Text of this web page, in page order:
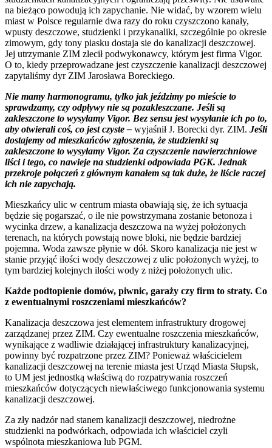
na bieżąco powodują ich zapychanie. Nie widać, by wzorem wielu
miast w Polsce regularnie dwa razy do roku czyszczono kanały,
wpusty deszczowe, studzienki i przykanaliki, szczególnie po okresie
zimowym, gdy tony piasku dostaja sie do kanalizacji deszczowej.
Jej utrzymanie ZIM zlecił podwykonawcy, którym jest firma Vigor.
O to, kiedy przeprowadzane jest czyszczenie kanalizacji deszczowej
zapytaliśmy dyr ZIM Jarosława Boreckiego.
Nie mamy harmonogramu, tylko jak jeździmy po mieście to
sprawdzamy, czy odpływy nie są pozakleszczane. Jeśli są
zakleszczone to wysyłamy Vigor. Bez sensu jest wysyłanie ich po to,
aby otwierali coś, co jest czyste – wyjaśnił J. Borecki dyr. ZIM. Jeśli
dostajemy od mieszkańców zgłoszenia, że studzienki są
zakleszczone to wysyłamy Vigor. Za czyszczenie nawierzchniowe
liści i tego, co nawieje na studzienki odpowiada PGK. Jednak
przekroje połączeń z głównym kanałem są tak duże, że liście raczej
ich nie zapychają.
Mieszkańcy ulic w centrum miasta obawiają się, że ich sytuacja
będzie się pogarszać, o ile nie powstrzymana zostanie betonoza i
wycinka drzew, a kanalizacja deszczowa na wyżej położonych
terenach, na których powstają nowe bloki, nie będzie bardziej
pojemna. Woda zawsze płynie w dół. Skoro kanalizacja nie jest w
stanie przyjąć ilości wody deszczowej z ulic położonych wyżej, to
tym bardziej kolejnych ilości wody z niżej położonych ulic.
Każde podtopienie domów, piwnic, garaży czy firm to straty. Co
z ewentualnymi roszczeniami mieszkańców?
Kanalizacja deszczowa jest elementem infrastruktury drogowej
zarządzanej przez ZIM. Czy ewentualne roszczenia mieszkańców,
wynikające z wadliwie działającej infrastruktury kanalizacyjnej,
powinny być rozpatrzone przez ZIM? Ponieważ właścicielem
kanalizacji deszczowej na terenie miasta jest Urząd Miasta Słupsk,
to UM jest jednostką właściwą do rozpatrywania roszczeń
mieszkańców dotyczących niewłaściwego funkcjonowania systemu
kanalizacji deszczowej.
Za zły nadzór nad stanem kanalizacji deszczowej, niedrożne
studzienki na podwórkach, odpowiada ich właściciel czyli
wspólnota mieszkaniowa lub PGM.